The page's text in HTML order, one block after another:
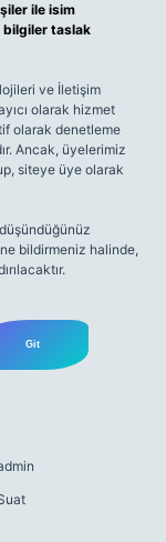
ile isim
bilgiler taslak
ve İletişim
olarak hizmet
olarak denetleme
Ancak, üyelerimiz
siteye üye olarak
bildirmeniz halinde,